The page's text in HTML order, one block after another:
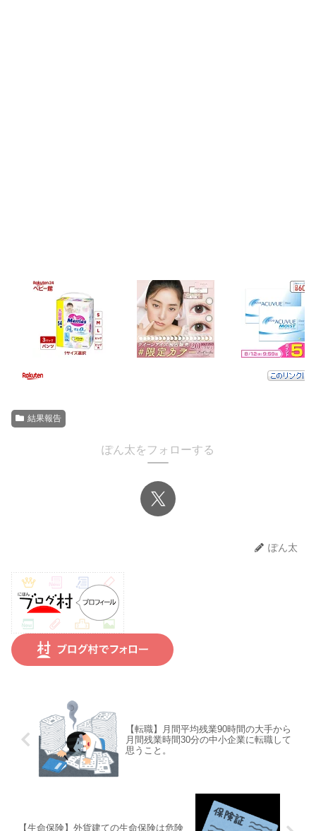
結果報告
ぽん太をフォローする
ぽん太
【転職】月間平均残業90時間の大手から
月間残業時間30分の中小企業に転職して
思うこと。
【生命保険】外貨建ての生命保険は危険